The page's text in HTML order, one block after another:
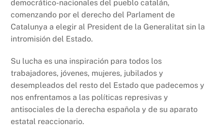
democrático-nacionales del pueblo catalán,
comenzando por el derecho del Parlament de
Catalunya a elegir al President de la Generalitat sin la
intromisión del Estado.
Su lucha es una inspiración para todos los
trabajadores, jóvenes, mujeres, jubilados y
desempleados del resto del Estado que padecemos y
nos enfrentamos a las políticas represivas y
antisociales de la derecha española y de su aparato
estatal reaccionario.